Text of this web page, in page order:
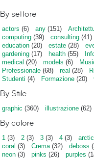
By settore
actors (6) any (151)
computing (39) consulting (41)
education (20) estate (28)
gardening (17) health (55)
medical (20) models (6)
Professionale (68) real (28)
Studenti (4) Formazione (20)
By Stile
graphic (360) illustrazione (62)
By colore
1 (3) 2 (3) 3 (3) 4 (3) arctic
coral (3) Crema(32) deboss
neon (3) pinks (26) purples